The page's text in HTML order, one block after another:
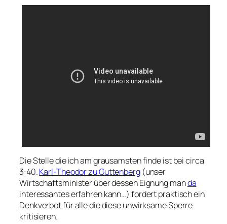
Die Stelle die ich am grausamsten finde ist bei circa
3:40.Karl-Theodor zu Guttenberg(unser
Wirtschaftsminister über dessen Eignung manda
interessantes erfahren kann…) fordert praktisch ein
Denkverbot für alle die diese unwirksame Sperre
kritisieren.